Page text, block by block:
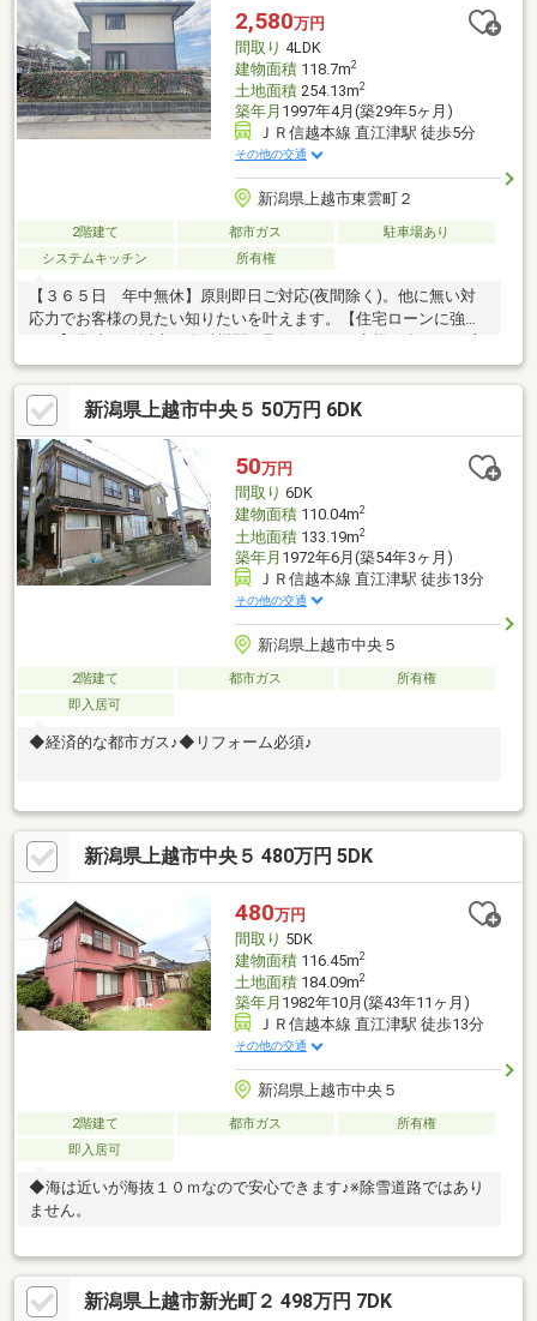
2,580万円
間取り 4LDK
建物面積118.7m2
土地面積254.13m2
築年月 1997年4月(築29年5ヶ月)
ＪＲ信越本線 直江津駅 徒歩5分
その他の交通
新潟県上越市東雲町２
2階建て 都市ガス
駐車場あり
システムキッチン
所有権
【３６５日 年中無休】原則即日ご対応(夜間除く)。他に無い対
応力でお客様の見たい知りたいを叶えます。【住宅ローンに強
切なプランをご提案させて頂きます。
新潟県上越市中央５ 50万円 6DK
50万円
間取り 6DK
建物面積110.04m2
土地面積133.19m2
築年月 1972年6月(築54年3ヶ月)
ＪＲ信越本線 直江津駅 徒歩13分
その他の交通
新潟県上越市中央５
2階建て 都市ガス
所有権
即入居可
◆経済的な都市ガス♪◆リフォーム必須♪
新潟県上越市中央５ 480万円 5DK
480万円
間取り 5DK
建物面積116.45m2
土地面積184.09m2
築年月 1982年10月(築43年11ヶ月)
ＪＲ信越本線 直江津駅 徒歩13分
その他の交通
新潟県上越市中央５
2階建て 都市ガス
所有権
即入居可
◆海は近いが海抜１０ｍなので安心できます♪※除雪道路ではあり
ません。
新潟県上越市新光町２ 498万円 7DK